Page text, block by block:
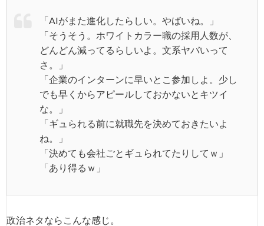
「AIがまた進化したらしい。やばいね。」
「そうそう。ホワイトカラー職の採用人数が、
どんどん減ってるらしいよ。文系ヤバいって
さ。」
「企業のインターンに早いとこ参加しよ。少し
でも早くからアピールしておかないとキツイ
な。」
「ギュられる前に就職先を決めておきたいよ
ね。」
「決めても会社ごとギュられてたりしてｗ」
「あり得るｗ」
政治ネタならこんな感じ。